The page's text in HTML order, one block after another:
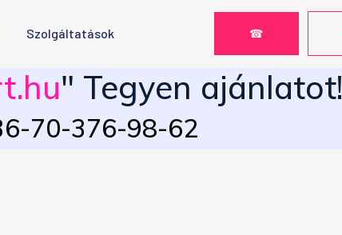
Szolgáltatások ☎
" Tegyen ajánlatot!
70-376-98-62